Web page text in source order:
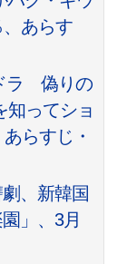
あらす
ラ 偽りの
知ってショ
らすじ・
、新韓国
」、3月